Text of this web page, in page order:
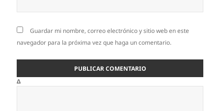
Guardar mi nombre, correo electrónico y sitio web en este
navegador para la próxima vez que haga un comentario.
Δ